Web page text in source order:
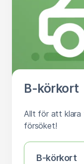
B-körkort
Allt för att
försöket!
B-körkort